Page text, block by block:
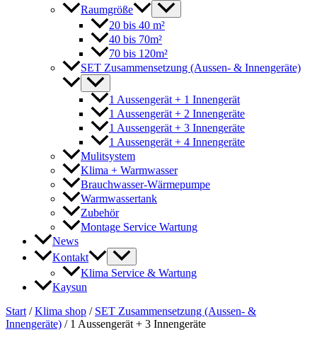
Raumgröße
20 bis 40 m²
40 bis 70m²
70 bis 120m²
SET Zusammensetzung (Aussen- & Innengeräte)
1 Aussengerät + 1 Innengerät
1 Aussengerät + 2 Innengeräte
1 Aussengerät + 3 Innengeräte
1 Aussengerät + 4 Innengeräte
Mulitsystem
Klima + Warmwasser
Brauchwasser-Wärmepumpe
Warmwassertank
Zubehör
Montage Service Wartung
News
Kontakt
Klima Service & Wartung
Kaysun
Start /Klima shop / SET Zusammensetzung (Aussen- &
Innengeräte) / 1 Aussengerät + 3 Innengeräte